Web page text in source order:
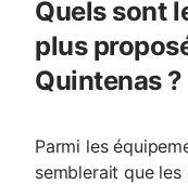
Quels sont
plus
Quintenas ?
Parmi les
semblerait que